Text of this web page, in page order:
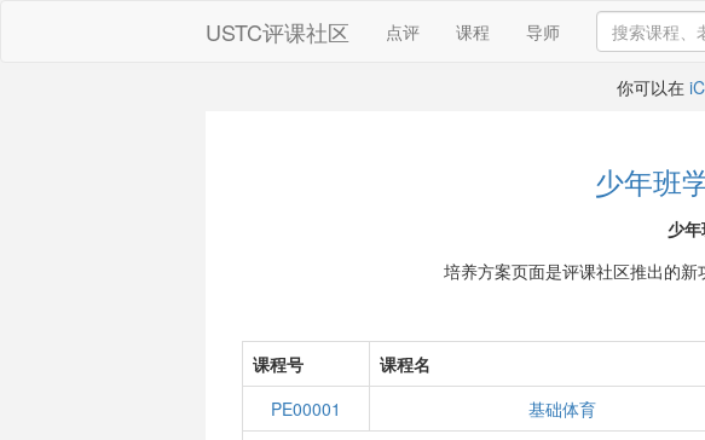
USTC评课社区 点评 课程 导师
你可以在
少年班
少
培养方案页面是评课社区推出的
课程号 课程名
PE00001
基础体育